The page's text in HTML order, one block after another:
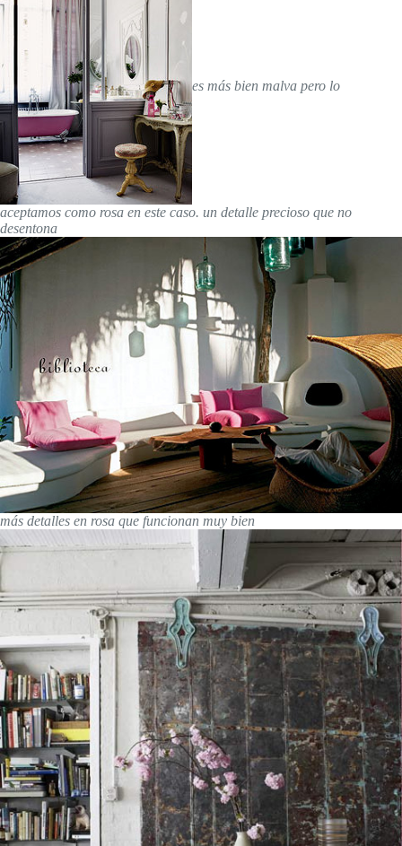
es más bien malva pero lo
aceptamos como rosa en este caso. un detalle precioso que no
desentona
más detalles en rosa que funcionan muy bien